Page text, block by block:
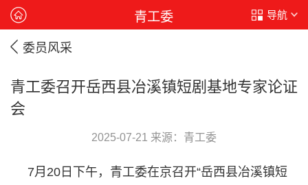
青工委 导航
委员风采
青工委召开岳西县冶溪镇短剧基地专家论证
会
2025-07-21 来源：青工委
7月20日下午，青工委在京召开“岳西县冶溪镇短